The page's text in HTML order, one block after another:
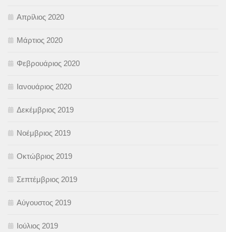
Απρίλιος 2020
Μάρτιος 2020
Φεβρουάριος 2020
Ιανουάριος 2020
Δεκέμβριος 2019
Νοέμβριος 2019
Οκτώβριος 2019
Σεπτέμβριος 2019
Αύγουστος 2019
Ιούλιος 2019